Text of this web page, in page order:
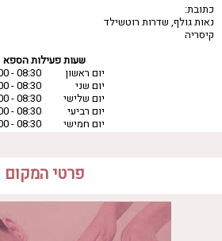
כתובת:
נאות גולף, שדרות רוטשילד
קיסריה
שעות פעילות הספא
יום ראשון
08:30 - 18:00
יום שני
08:30 - 18:00
יום שלישי
08:30 - 18:00
יום רביעי
08:30 - 18:00
יום חמישי
08:30 - 18:00
פרטי המקום
שעות פעילות הספא
08:30 - 18:00